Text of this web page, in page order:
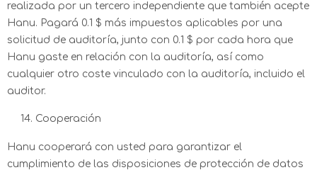
realizada por un tercero independiente que también acepte
Hanu. Pagará 0.1 $ más impuestos aplicables por una
solicitud de auditoría, junto con 0.1 $ por cada hora que
Hanu gaste en relación con la auditoría, así como
cualquier otro coste vinculado con la auditoría, incluido el
auditor.
Cooperación
Hanu cooperará con usted para garantizar el
cumplimiento de las disposiciones de protección de datos